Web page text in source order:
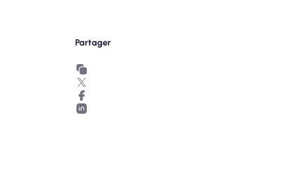
Partager